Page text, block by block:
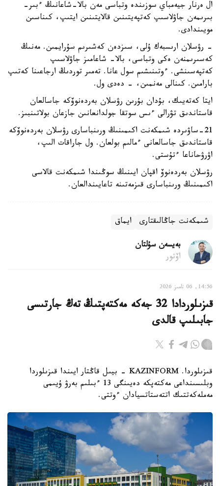
ال ەرنار جيەمباي سوزىندە وتباسى مەن بالا-شاعانىڭ ءبىر-
بىرىمەن جاۋلاسىپ كەتپەيتىنىن قالايتىنىن ايتىپ، كىناسىن
مويىندادى.
- رۋسلان ارىسبەك ۇلى، سىزدەن كەشىرىم سۇرايمىن. مەنىڭ
كەسىرىمنەن ەكى وتباسى، بالا- شاعامىز جاۋلاسىپ
كەتپەسىنشى. ءوتىنىشىم سول عانا. تەمىر توردىڭ ارجاعىنا كەتىپ
بارامىن. كىنالى مەنمىن، - دەدى ول.
ايتا كەتەيىك، بۇدان بۇرىن رۋسلان بەردەنوۆكە جاسالعان
قاستاندىق تۋرالى ءىس سوتقا جولدانعانىن جازعان بولاتىنبىز.
21-ساۋىردە شىمكەنت اكىمىنىڭ ورىنباسارى رۋسلان بەردەنوۆكە
قاستاندىق جاسالعانى ءمالىم بولعان. ول جاراقات الىپ،
اۋرۋحاناعا ءتۇستى.
رۋسلان بەردەنوۆ اقپان ايىنىڭ سوڭىندا شىمكەنت قالاسى
اكىمىنىڭ ورىنباسارى قىزمەتىنە تاعايىندالعان.
شىمكەنت جاڭالىقتارى ايماق
بەيسەن سۇلتان
اۆتور
14:56, 06 تامىز 2026
قىزىلوردادا 32 جەكە مەكتەپتىڭ تەڭ جارتىسى
جابىلىپ قالدى
قىزىلوردا. KAZINFORM - بيىل قاڭتار ايىندا قىزىلوردا
وبلىسىنداعى مەكتەپكە دەيىنگى 13 ءبىلىم بەرۋ ۇيىمى
مەملەكەتتىك اتتەستاتسيادان ءوتتى.